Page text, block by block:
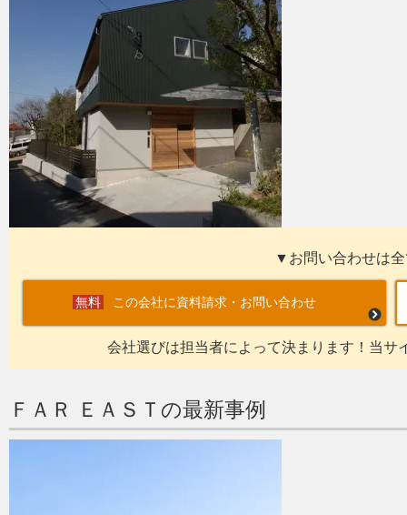
▼お問い合わせは
この会社に資料請求・お問い合わせ
会社選びは担当者によって決まります！当サ
ＦＡＲ ＥＡＳＴの最新事例